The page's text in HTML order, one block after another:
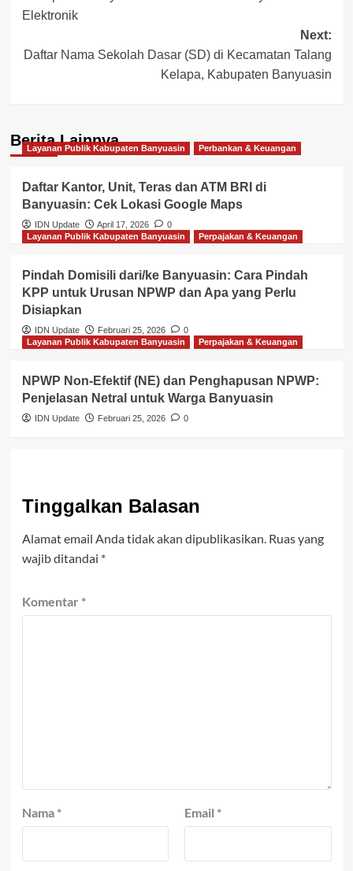
Elektronik
Next:
Daftar Nama Sekolah Dasar (SD) di Kecamatan Talang
Kelapa, Kabupaten Banyuasin
Berita Lainnya
Layanan Publik Kabupaten Banyuasin Perbankan & Keuangan
Daftar Kantor, Unit, Teras dan ATM BRI di
Banyuasin: Cek Lokasi Google Maps
IDN Update April 17, 2026
0
Layanan Publik Kabupaten Banyuasin
Perpajakan & Keuangan
Pindah Domisili dari/ke Banyuasin: Cara Pindah
KPP untuk Urusan NPWP dan Apa yang Perlu
Disiapkan
IDN Update Februari 25, 2026
0
Layanan Publik Kabupaten Banyuasin
Perpajakan & Keuangan
NPWP Non-Efektif (NE) dan Penghapusan NPWP:
Penjelasan Netral untuk Warga Banyuasin
IDN Update Februari 25, 2026 0
Tinggalkan Balasan
Alamat email Anda tidak akan dipublikasikan. Ruas yang
wajib ditandai *
Komentar *
Nama * Email *